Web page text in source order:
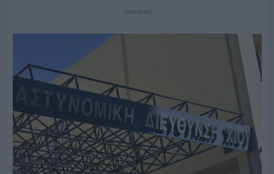
Διαφήμιση